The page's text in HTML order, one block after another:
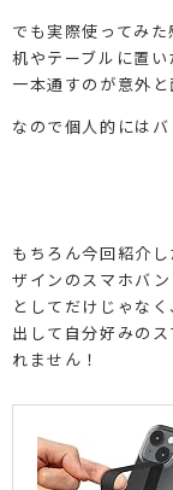
でも実際使ってみ
机やテーブルに置
一本通すのが意外
なので個人的には
もちろん今回紹介
ザインのスマホバ
としてだけじゃな
出して自分好みの
れません！